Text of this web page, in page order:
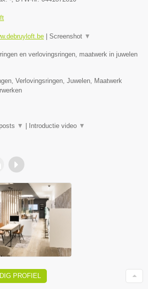
Screenshot ▼
en verlovingsringen, maatwerk in juwelen
Verlovingsringen, Juwelen, Maatwerk
▼ Introductie video ▼
PROFIEL